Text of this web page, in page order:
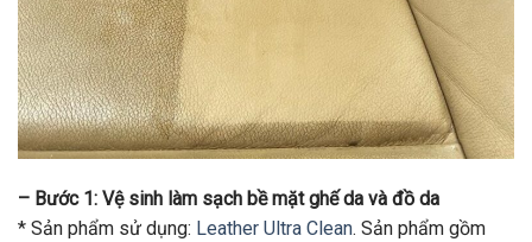
– Bước 1: Vệ sinh làm sạch bề mặt ghế da và đồ da
* Sản phẩm sử dụng: Leather Ultra Clean. Sản phẩm gồm